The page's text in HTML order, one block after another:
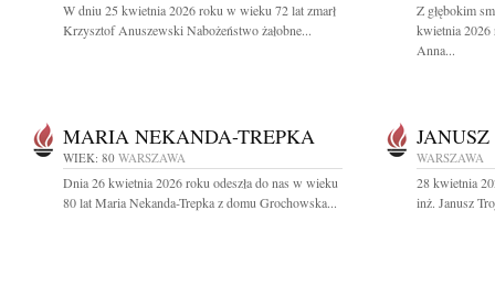
W dniu 25 kwietnia 2026 roku w wieku 72 lat zmarł
Krzysztof Anuszewski Nabożeństwo żałobne...
Z głębokim
kwietnia 2026
Anna...
MARIA NEKANDA-TREPKA
WIEK: 80 WARSZAWA
Dnia 26 kwietnia 2026 roku odeszła do nas w wieku
80 lat Maria Nekanda-Trepka z domu Grochowska...
WARSZAWA
28 kwietnia
inż. Janusz